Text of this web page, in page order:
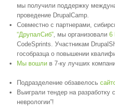
мы получили поддержку
проведение DrupalCamp.
Совместно с партнерами,
“ДрупалСиб” , мы организовали 6
CodeSprints. Участникам
гособразца о повышении
Мы вошли в 7-ку лучших
Подразделение обзавелось
Выиграли тендер на разработку
неврологии”!